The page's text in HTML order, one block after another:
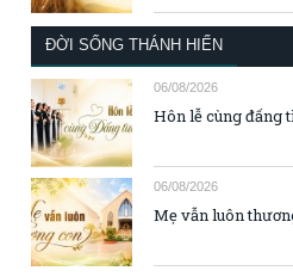
ĐỜI SỐNG THÁNH HIẾN
06/08/2026
Hôn lễ cùng đấng
06/08/2026
Mẹ vẫn luôn